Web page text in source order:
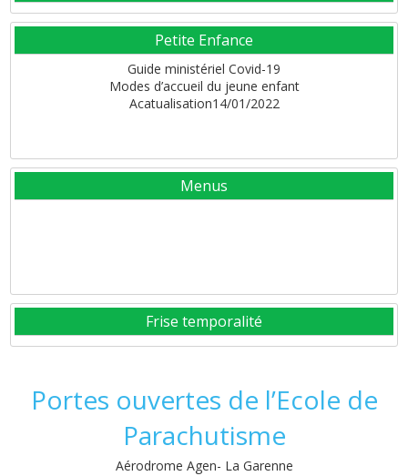
Petite Enfance
Guide ministériel Covid-19
Modes d’accueil du jeune enfant
Acatualisation14/01/2022
Menus
Frise temporalité
Portes ouvertes de l’Ecole de
Parachutisme
Aérodrome Agen- La Garenne